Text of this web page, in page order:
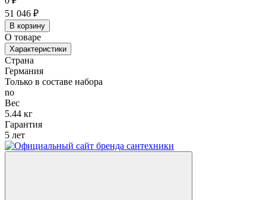
51 046 ₽
В корзину
О товаре
Характеристики
Страна
Германия
Только в составе набора
no
Вес
5.44 кг
Гарантия
5 лет